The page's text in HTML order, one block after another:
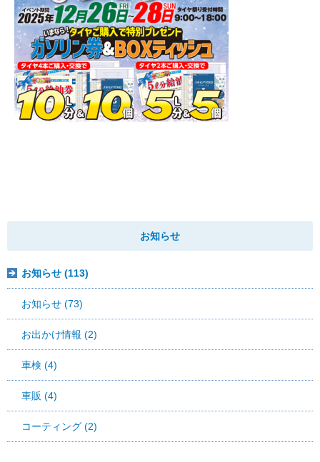
お知らせ
お知らせ (113)
お知らせ (73)
お出かけ情報 (2)
車検 (4)
車販 (4)
コーティング (2)